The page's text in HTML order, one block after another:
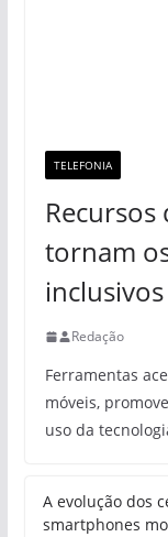
TELEFONIA
tornam
inclusivos
Redação
Ferramentas
móveis,
uso da
A evolução dos
smartphones